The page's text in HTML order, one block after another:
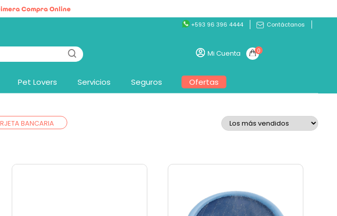
Compra Online
+593 96 396 4444 Contáctanos
Mi Cuenta 0
Pet Lovers Servicios Seguros Ofertas
BANCARIA